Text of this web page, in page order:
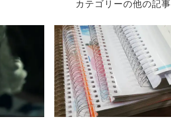
カテゴリーの他の記事